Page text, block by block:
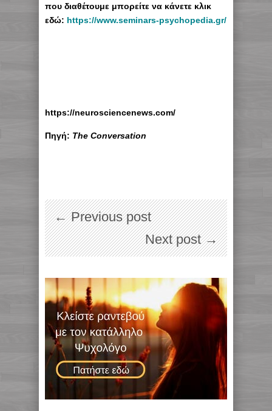
που διαθέτουμε μπορείτε να κάνετε κλικ
εδώ: https://www.seminars-psychopedia.gr/
https://neurosciencenews.com/
Πηγή: The Conversation
← Previous post
Next post →